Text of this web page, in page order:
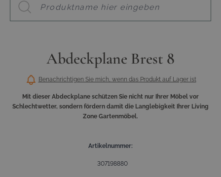
Abdeckplane Brest 8
Benachrichtigen Sie mich, wenn das Produkt auf Lager ist
Mit dieser Abdeckplane schützen Sie nicht nur Ihrer Möbel vor
Schlechtwetter, sondern fördern damit die Langlebigkeit Ihrer Living
Zone Gartenmöbel.
Artikelnummer
307198880